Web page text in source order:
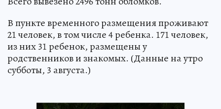
В пункте временного размещения проживают
21 человек, в том числе 4 ребенка. 171 человек,
из них 31 ребенок, размещены у
родственников и знакомых. (Данные на утро
субботы, 3 августа.)